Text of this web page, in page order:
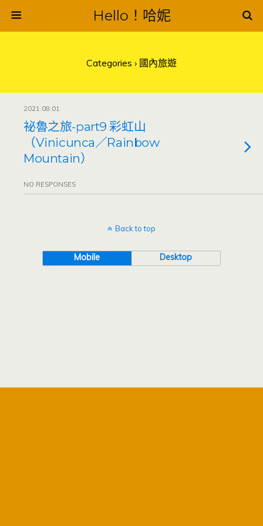
Hello！哈妮
Categories › 國內旅遊
2021.08.01
祕魯之旅-part9 彩虹山
（Vinicunca／Rainbow
Mountain）
NO RESPONSES
Back to top
Mobile Desktop